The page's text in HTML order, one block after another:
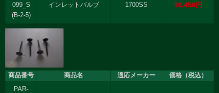
099_S
(B-2-5)
インレットバルブ 1700SS 10,450円
商品番号 商品名 適応メーカー
価格（税込）
PAR-